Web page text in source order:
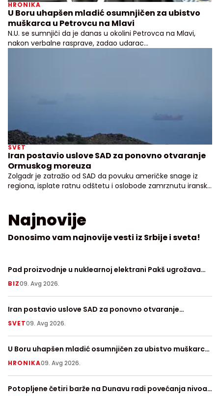
Najnovije
Donosimo vam najnovije vesti iz Srbije i sveta!
Pad proizvodnje u nuklearnoj elektrani Pakš ugrožava
mađarsku forintu
BIZ09. Avg 2026.
Iran postavio uslove SAD za ponovno otvaranje
Ormuskog moreuza
SVET09. Avg 2026.
U Boru uhapšen mladić osumnjičen za ubistvo muškarca
u Petrovcu na Mlavi
HRONIKA09. Avg 2026.
Potopljene četiri barže na Dunavu radi povećanja nivoa
HRONIKA
U Boru uhapšen mladić osumnjičen za ubistvo
muškarca u Petrovcu na Mlavi
N.U. se sumnjiči da je danas u okolini Petrovca na Mlavi,
nakon verbalne rasprave, zadao udarac
SVET
Iran postavio uslove SAD za ponovno otvaranje
Ormuskog moreuza
Zolgadr je zatražio od SAD da povuku američke snage iz
regiona, isplate ratnu odštetu i oslobode zamrznutu iransku